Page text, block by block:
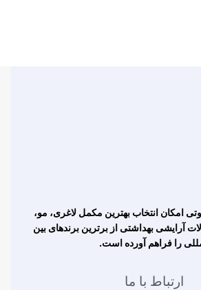
امکان انتخاب بهترین مکمل لاغری، مو،
آرایشی بهداشتی از برترین برندهای بین
را فراهم آورده است.
ارتباط با ما